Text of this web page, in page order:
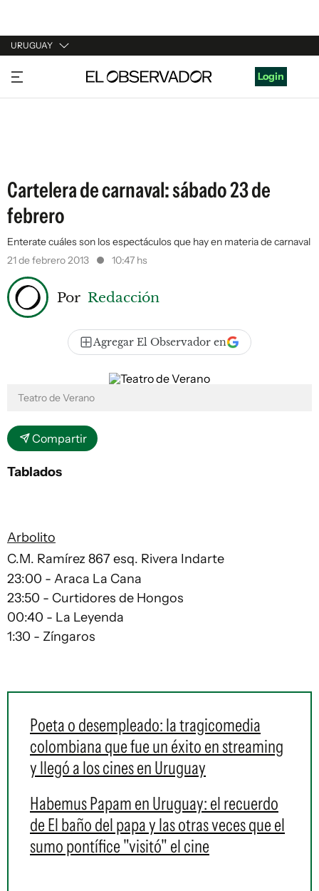
URUGUAY
URUGUAY
ARGENTINA
Login
Cartelera de carnaval: sábado 23 de
febrero
Enterate cuáles son los espectáculos que hay en materia de carnaval
21 de febrero 2013
10:47 hs
Por Redacción
Agregar El Observador en
Teatro de Verano
Compartir
Tablados
Arbolito
C.M. Ramírez 867 esq. Rivera Indarte
23:00 - Araca La Cana
23:50 - Curtidores de Hongos
00:40 - La Leyenda
1:30 - Zíngaros
Poeta o desempleado: la tragicomedia
colombiana que fue un éxito en streaming
y llegó a los cines en Uruguay
Habemus Papam en Uruguay: el recuerdo
de El baño del papa y las otras veces que el
sumo pontífice "visitó" el cine